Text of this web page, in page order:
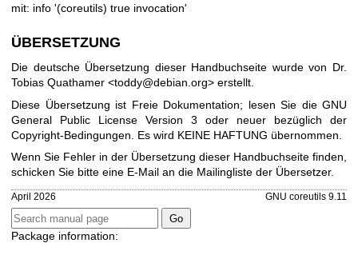
mit: info '(coreutils) true invocation'
ÜBERSETZUNG
Die deutsche Übersetzung dieser Handbuchseite wurde von Dr.
Tobias Quathamer <toddy@debian.org> erstellt.
Diese Übersetzung ist Freie Dokumentation; lesen Sie die GNU
General Public License Version 3 oder neuer bezüglich der
Copyright-Bedingungen. Es wird KEINE HAFTUNG übernommen.
Wenn Sie Fehler in der Übersetzung dieser Handbuchseite finden,
schicken Sie bitte eine E-Mail an die Mailingliste der Übersetzer.
April 2026 GNU coreutils 9.11
Package information: